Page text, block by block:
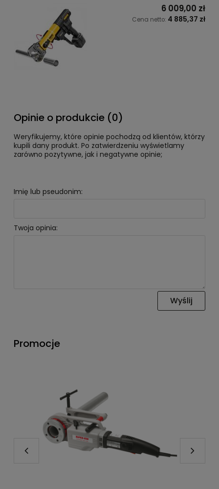
6 009,00 zł
Cena netto: 4 885,37 zł
Opinie o produkcie (0)
Weryfikujemy, które opinie pochodzą od klientów, którzy
kupili dany produkt. Po zatwierdzeniu wyświetlamy
zarówno pozytywne, jak i negatywne opinie;
Imię lub pseudonim:
Twoja opinia:
Wyślij
Promocje